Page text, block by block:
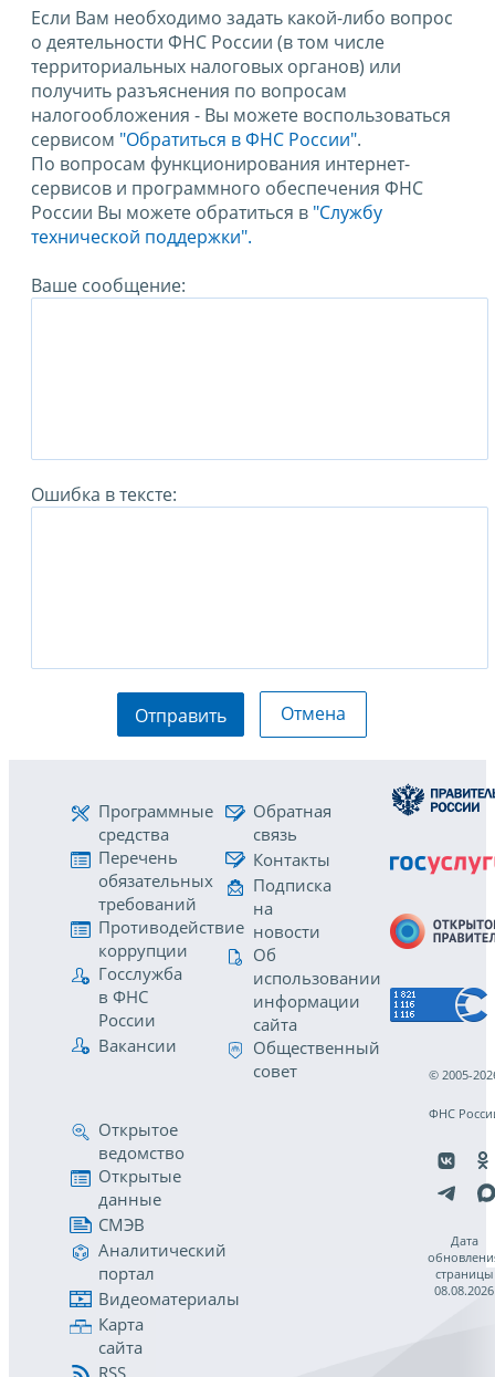
Если Вам необходимо задать какой-либо вопрос
о деятельности ФНС России (в том числе
территориальных налоговых органов) или
получить разъяснения по вопросам
налогообложения - Вы можете воспользоваться
сервисом "Обратиться в ФНС России".
По вопросам функционирования интернет-
сервисов и программного обеспечения ФНС
России Вы можете обратиться в "Службу
технической поддержки".
Ваше сообщение:
Ошибка в тексте:
Отправить Отмена
Программные
средства
Перечень
обязательных
требований
Противодействие
коррупции
Госслужба
в ФНС
России
Вакансии
Обратная
связь
Контакты
Подписка
на
новости
Об
использовании
информации
сайта
Общественный
совет
Открытое
ведомство
Открытые
данные
СМЭВ
Аналитический
портал
Видеоматериалы
Карта
сайта
© 2005-
ФНС
Дата
страницы
08.08.2026